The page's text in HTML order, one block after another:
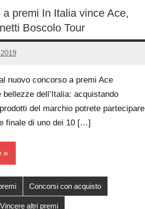
a premi In Italia vince Ace,
Boscolo Tour
nuovo concorso a premi Ace
bellezze dell’Italia: acquistando
del marchio potrete partecipare
finale di uno dei 10 […]
Concorsi con acquisto
Vincere altri premi